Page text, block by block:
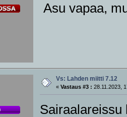
Asu vapaa,
Vs: Lahden miitti 7.12
« Vastaus #3 : 28.11.2023,
Sairaalareissu